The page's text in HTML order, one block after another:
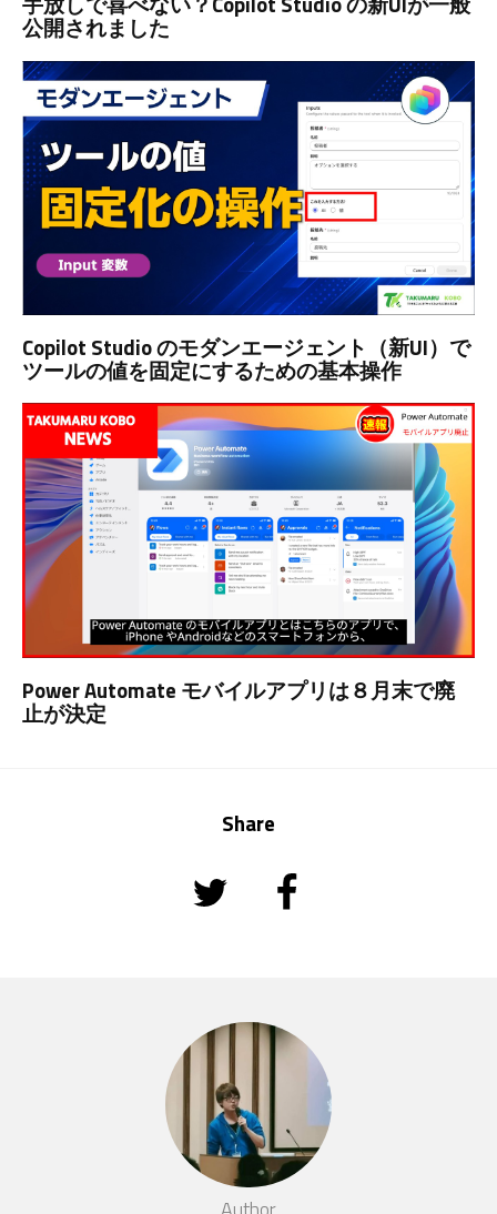
公開されました
Copilot Studio のモダンエージェント（新UI）で
ツールの値を固定にするための基本操作
Power Automate モバイルアプリは８月末で廃
止が決定
Share